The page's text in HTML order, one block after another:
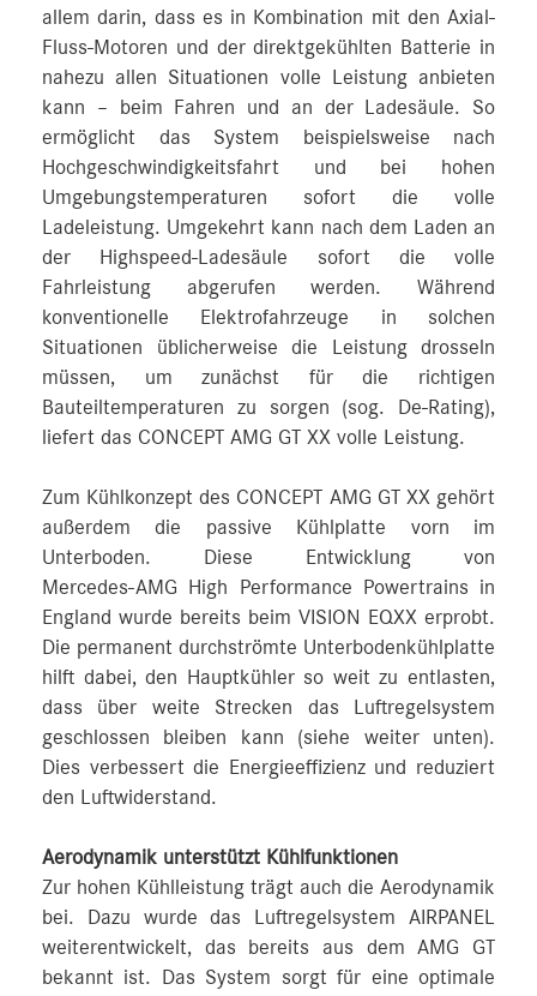
allem darin, dass es in Kombination mit den Axial-
Fluss-Motoren und der direktgekühlten Batterie in
nahezu allen Situationen volle Leistung anbieten
kann – beim Fahren und an der Ladesäule. So
ermöglicht das System beispielsweise nach
Hochgeschwindigkeitsfahrt und bei hohen
Umgebungstemperaturen sofort die volle
Ladeleistung. Umgekehrt kann nach dem Laden an
der Highspeed-Ladesäule sofort die volle
Fahrleistung abgerufen werden. Während
konventionelle Elektrofahrzeuge in solchen
Situationen üblicherweise die Leistung drosseln
müssen, um zunächst für die richtigen
Bauteiltemperaturen zu sorgen (sog. De-Rating),
liefert das CONCEPT AMG GT XX volle Leistung.
Zum Kühlkonzept des CONCEPT AMG GT XX gehört
außerdem die passive Kühlplatte vorn im
Unterboden. Diese Entwicklung von
Mercedes‑AMG High Performance Powertrains in
England wurde bereits beim VISION EQXX erprobt.
Die permanent durchströmte Unterbodenkühlplatte
hilft dabei, den Hauptkühler so weit zu entlasten,
dass über weite Strecken das Luftregelsystem
geschlossen bleiben kann (siehe weiter unten).
Dies verbessert die Energieeffizienz und reduziert
den Luftwiderstand.
Aerodynamik unterstützt Kühlfunktionen
Zur hohen Kühlleistung trägt auch die Aerodynamik
bei. Dazu wurde das Luftregelsystem AIRPANEL
weiterentwickelt, das bereits aus dem AMG GT
bekannt ist. Das System sorgt für eine optimale